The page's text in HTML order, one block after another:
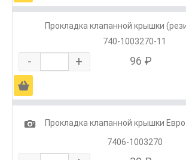
Прокладка клапанной крышки
740-1003270-11
- + 96 ₽
Ä
1
Прокладка клапанной крышки
7406-1003270